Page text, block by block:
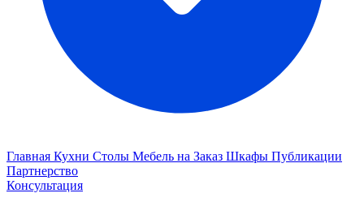
Главная Кухни Столы Мебель на Заказ Шкафы Публикации
Партнерство
Консультация